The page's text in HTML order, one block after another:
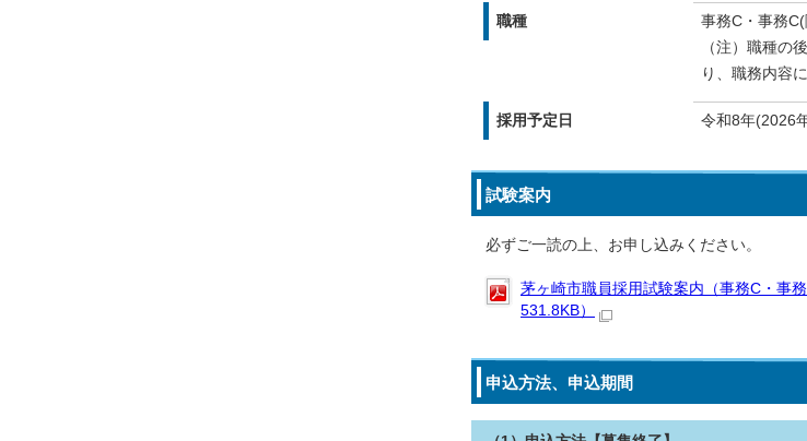
職種
事務C・事務
（注）職種の
り、職務内容
採用予定日 令和8年(2026
試験案内
必ずご一読の上、お申し込みください。
茅ヶ崎市職員採用試験案内（事務C・事
531.8KB）
申込方法、申込期間